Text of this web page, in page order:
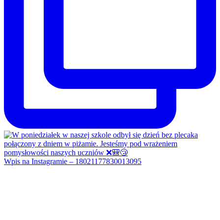
Wpis na Instagramie – 18021177830013095